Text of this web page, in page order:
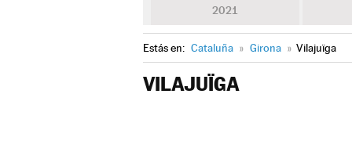
2021
Estás en: Cataluña » Girona » Vilajuïga
VILAJUÏGA